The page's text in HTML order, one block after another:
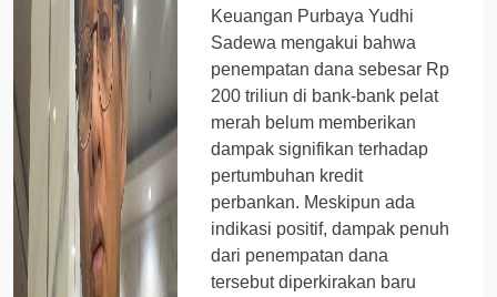
Keuangan Purbaya Yudhi
Sadewa mengakui bahwa
penempatan dana sebesar Rp
200 triliun di bank-bank pelat
merah belum memberikan
dampak signifikan terhadap
pertumbuhan kredit
perbankan. Meskipun ada
indikasi positif, dampak penuh
dari penempatan dana
tersebut diperkirakan baru